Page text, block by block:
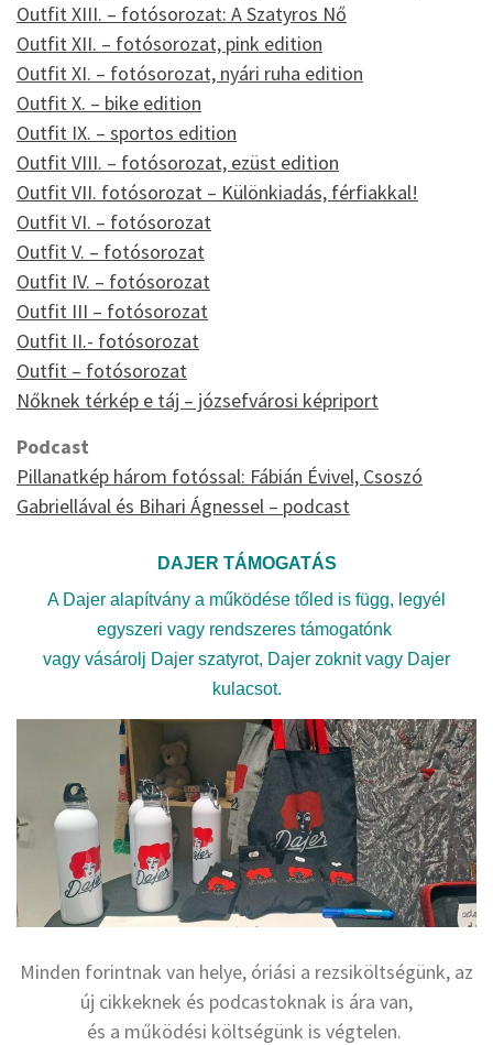
Outfit XIII. – fotósorozat: A Szatyros Nő
Outfit XII. – fotósorozat, pink edition
Outfit XI. – fotósorozat, nyári ruha edition
Outfit X. – bike edition
Outfit IX. – sportos edition
Outfit VIII. – fotósorozat, ezüst edition
Outfit VII. fotósorozat – Különkiadás, férfiakkal!
Outfit VI. – fotósorozat
Outfit V. – fotósorozat
Outfit IV. – fotósorozat
Outfit III – fotósorozat
Outfit II.- fotósorozat
Outfit – fotósorozat
Nőknek térkép e táj – józsefvárosi képriport
Podcast
Pillanatkép három fotóssal: Fábián Évivel, Csoszó
Gabriellával és Bihari Ágnessel – podcast
DAJER TÁMOGATÁS
A Dajer alapítvány a működése tőled is függ, legyél
egyszeri vagy rendszeres támogatónk
vagy vásárolj Dajer szatyrot, Dajer zoknit vagy Dajer
kulacsot.
Minden forintnak van helye, óriási a rezsiköltségünk, az
új cikkeknek és podcastoknak is ára van,
és a működési költségünk is végtelen.